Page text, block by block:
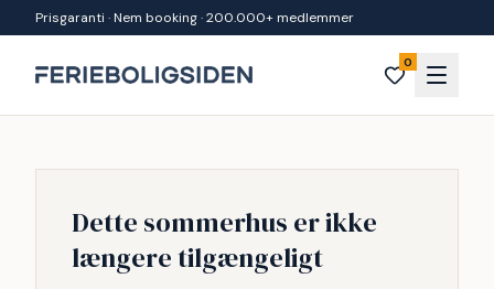
Spring til indhold
Prisgaranti · Nem booking · 200.000+ medlemmer
0
Dette sommerhus er ikke
længere tilgængeligt